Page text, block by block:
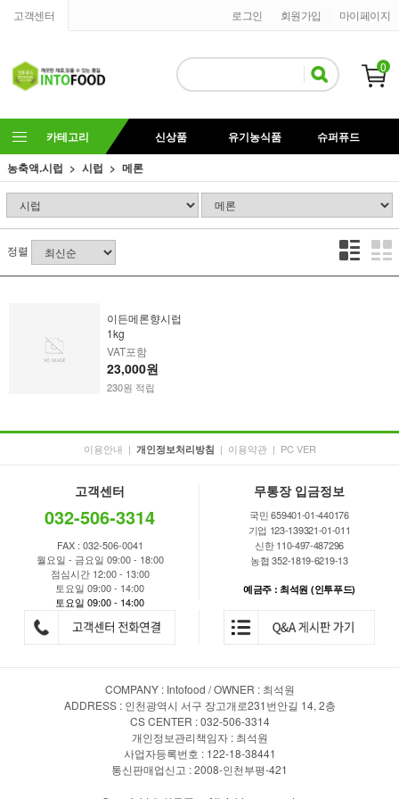
고객센터 마이페이지
회원가입
로그인
0
카테고리 신상품 유기농식품
슈퍼퓨드
농축액.시럽
시럽 메론
정렬
이든메론향시럽
1kg
VAT포함
23,000원
230원 적립
이용안내 | 개인정보처리방침 | 이용약관 | PC VER
고객센터
032-506-3314
FAX : 032-506-0041
월요일 - 금요일 09:00 - 18:00
점심시간 12:00 - 13:00
토요일 09:00 - 14:00
토요일 09:00 - 14:00
무통장 입금정보
국민 659401-01-440176
기업 123-139321-01-011
신한 110-497-487296
농협 352-1819-6219-13
예금주 : 최석원 (인투푸드)
COMPANY : Intofood / OWNER : 최석원
ADDRESS : 인천광역시 서구 장고개로231번안길 14, 2층
CS CENTER : 032-506-3314
개인정보관리책임자 : 최석원
사업자등록번호 : 122-18-38441
통신판매업신고 : 2008-인천부평-421